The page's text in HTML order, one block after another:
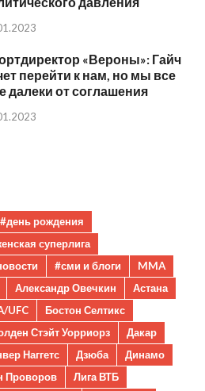
«Вероны»: Гайч
перейти к нам, но мы все
далеки от соглашения
#день рождения
суперлига
#сми и блоги
MMA
Александр Овечкин
Астана
UFC
Бостон Селтикс
Стэйт Уорриорз
Дакар
Наггетс Дзюба
Динамо
Проворов
Лига ВТБ